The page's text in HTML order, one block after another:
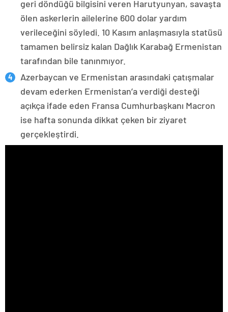
geri döndüğü bilgisini veren Harutyunyan, savaşta
ölen askerlerin ailelerine 600 dolar yardım
verileceğini söyledi. 10 Kasım anlaşmasıyla statüsü
tamamen belirsiz kalan Dağlık Karabağ Ermenistan
tarafından bile tanınmıyor.
Azerbaycan ve Ermenistan arasındaki çatışmalar
devam ederken Ermenistan’a verdiği desteği
açıkça ifade eden Fransa Cumhurbaşkanı Macron
ise hafta sonunda dikkat çeken bir ziyaret
gerçekleştirdi.